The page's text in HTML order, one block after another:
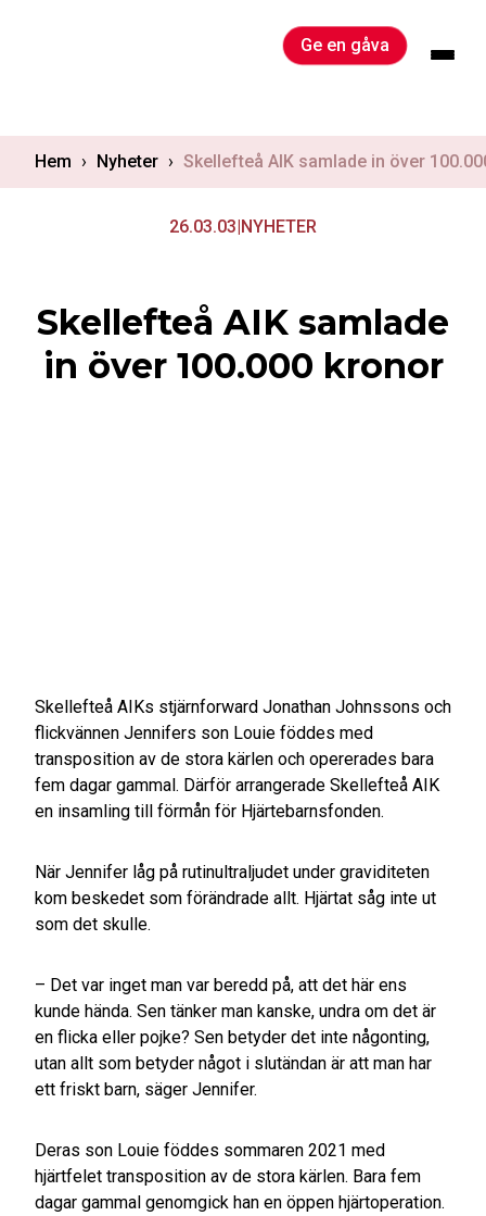
Ge en gåva
Hem › Nyheter › Skellefteå AIK samlade in över
26.03.03|NYHETER
Skellefteå AIK samlade
in över 100.000 kronor
Skellefteå AIKs stjärnforward Jonathan Johnssons och
flickvännen Jennifers son Louie föddes med
transposition av de stora kärlen och opererades bara
fem dagar gammal. Därför arrangerade Skellefteå AIK
en insamling till förmån för Hjärtebarnsfonden.
När Jennifer låg på rutinultraljudet under graviditeten
kom beskedet som förändrade allt. Hjärtat såg inte ut
som det skulle.
– Det var inget man var beredd på, att det här ens
kunde hända. Sen tänker man kanske, undra om det är
en flicka eller pojke? Sen betyder det inte någonting,
utan allt som betyder något i slutändan är att man har
ett friskt barn, säger Jennifer.
Deras son Louie föddes sommaren 2021 med
hjärtfelet transposition av de stora kärlen. Bara fem
dagar gammal genomgick han en öppen hjärtoperation.